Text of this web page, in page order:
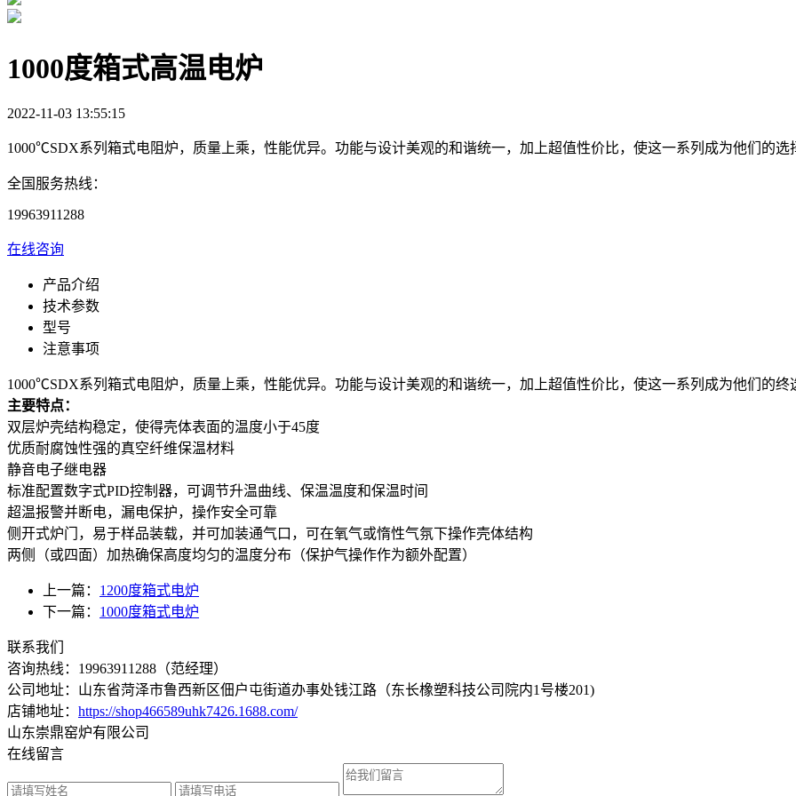
1000度箱式高温电炉
2022-11-03 13:55:15
1000℃SDX系列箱式电阻炉，质量上乘，性能优异。功能与设计美观的和谐统一，加上超值性价比，使这一系列成为他们的选
全国服务热线：
19963911288
在线咨询
产品介绍
技术参数
型号
注意事项
1000℃SDX系列箱式电阻炉，质量上乘，性能优异。功能与设计美观的和谐统一，加上超值性价比，使这一系列成为他们的终
主要特点：
双层炉壳结构稳定，使得壳体表面的温度小于45度
优质耐腐蚀性强的真空纤维保温材料
静音电子继电器
标准配置数字式PID控制器，可调节升温曲线、保温温度和保温时间
超温报警并断电，漏电保护，操作安全可靠
侧开式炉门，易于样品装载，并可加装通气口，可在氧气或惰性气氛下操作壳体结构
两侧（或四面）加热确保高度均匀的温度分布（保护气操作作为额外配置）
上一篇： 1200度箱式电炉
下一篇： 1000度箱式电炉
联系我们
咨询热线： 19963911288 （范经理）
公司地址：山东省菏泽市鲁西新区佃户屯街道办事处钱江路（东长橡塑科技公司院内1号楼201)
店铺地址： https://shop466589uhk7426.1688.com/
山东崇鼎窑炉有限公司
在线留言